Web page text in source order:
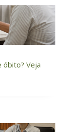
óbito? Veja